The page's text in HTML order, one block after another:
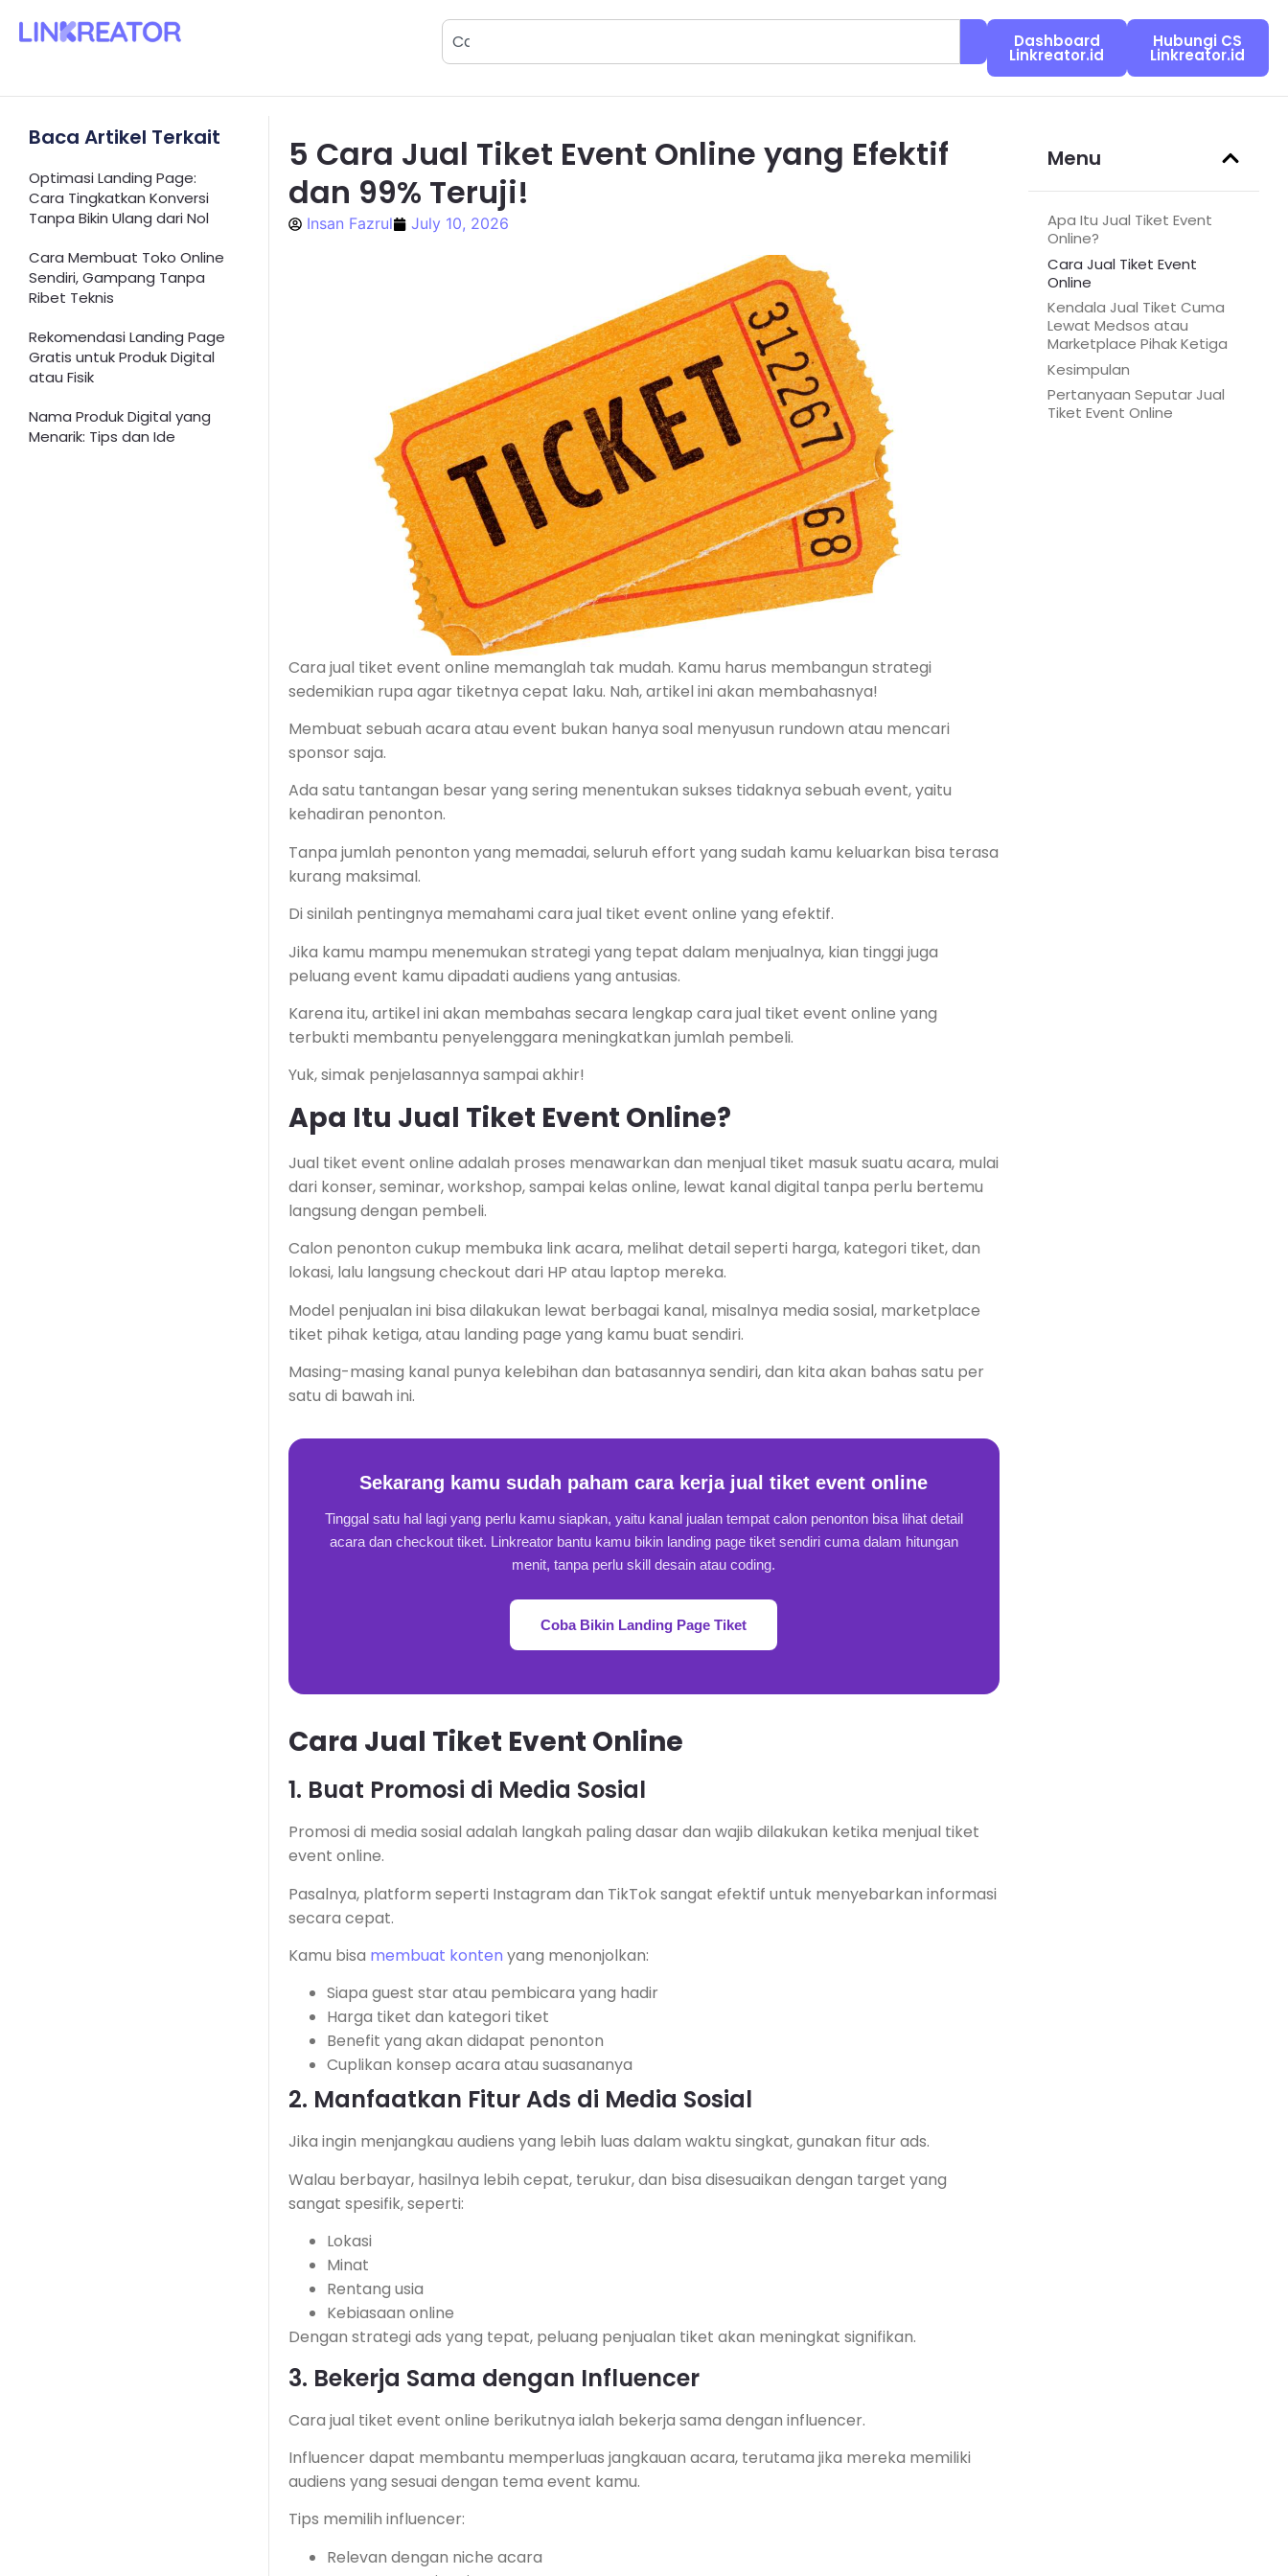
Dashboard
Linkreator.id
Hubungi CS
Linkreator.id
Baca Artikel Terkait
Optimasi Landing Page:
Cara Tingkatkan Konversi
Tanpa Bikin Ulang dari Nol
Cara Membuat Toko Online
Sendiri, Gampang Tanpa
Ribet Teknis
Rekomendasi Landing Page
Gratis untuk Produk Digital
atau Fisik
Nama Produk Digital yang
Menarik: Tips dan Ide
5 Cara Jual Tiket Event Online yang Efektif
dan 99% Teruji!
Insan Fazrul July 10, 2026
Cara jual tiket event online memanglah tak mudah. Kamu harus membangun strategi
sedemikian rupa agar tiketnya cepat laku. Nah, artikel ini akan membahasnya!
Membuat sebuah acara atau event bukan hanya soal menyusun rundown atau mencari
sponsor saja.
Ada satu tantangan besar yang sering menentukan sukses tidaknya sebuah event, yaitu
kehadiran penonton.
Tanpa jumlah penonton yang memadai, seluruh effort yang sudah kamu keluarkan bisa terasa
kurang maksimal.
Di sinilah pentingnya memahami cara jual tiket event online yang efektif.
Jika kamu mampu menemukan strategi yang tepat dalam menjualnya, kian tinggi juga
peluang event kamu dipadati audiens yang antusias.
Karena itu, artikel ini akan membahas secara lengkap cara jual tiket event online yang
terbukti membantu penyelenggara meningkatkan jumlah pembeli.
Yuk, simak penjelasannya sampai akhir!
Apa Itu Jual Tiket Event Online?
Jual tiket event online adalah proses menawarkan dan menjual tiket masuk suatu acara, mulai
dari konser, seminar, workshop, sampai kelas online, lewat kanal digital tanpa perlu bertemu
langsung dengan pembeli.
Calon penonton cukup membuka link acara, melihat detail seperti harga, kategori tiket, dan
lokasi, lalu langsung checkout dari HP atau laptop mereka.
Model penjualan ini bisa dilakukan lewat berbagai kanal, misalnya media sosial, marketplace
tiket pihak ketiga, atau landing page yang kamu buat sendiri.
Masing-masing kanal punya kelebihan dan batasannya sendiri, dan kita akan bahas satu per
satu di bawah ini.
Sekarang kamu sudah paham cara kerja jual tiket event online
Tinggal satu hal lagi yang perlu kamu siapkan, yaitu kanal jualan tempat calon penonton bisa lihat detail
acara dan checkout tiket. Linkreator bantu kamu bikin landing page tiket sendiri cuma dalam hitungan
menit, tanpa perlu skill desain atau coding.
Coba Bikin Landing Page Tiket
Cara Jual Tiket Event Online
1. Buat Promosi di Media Sosial
Promosi di media sosial adalah langkah paling dasar dan wajib dilakukan ketika menjual tiket
event online.
Pasalnya, platform seperti Instagram dan TikTok sangat efektif untuk menyebarkan informasi
secara cepat.
Kamu bisa membuat konten yang menonjolkan:
Siapa guest star atau pembicara yang hadir
Harga tiket dan kategori tiket
Benefit yang akan didapat penonton
Cuplikan konsep acara atau suasananya
2. Manfaatkan Fitur Ads di Media Sosial
Jika ingin menjangkau audiens yang lebih luas dalam waktu singkat, gunakan fitur ads.
Walau berbayar, hasilnya lebih cepat, terukur, dan bisa disesuaikan dengan target yang
sangat spesifik, seperti:
Lokasi
Minat
Rentang usia
Kebiasaan online
Dengan strategi ads yang tepat, peluang penjualan tiket akan meningkat signifikan.
3. Bekerja Sama dengan Influencer
Cara jual tiket event online berikutnya ialah bekerja sama dengan influencer.
Influencer dapat membantu memperluas jangkauan acara, terutama jika mereka memiliki
audiens yang sesuai dengan tema event kamu.
Tips memilih influencer:
Relevan dengan niche acara
Menu
Apa Itu Jual Tiket Event
Online?
Cara Jual Tiket Event
Online
Kendala Jual Tiket Cuma
Lewat Medsos atau
Marketplace Pihak Ketiga
Kesimpulan
Pertanyaan Seputar Jual
Tiket Event Online